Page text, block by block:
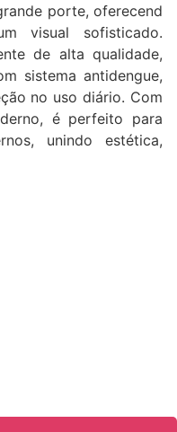
porte, oferecend
visual sofisticado.
de alta qualidade,
sistema antidengue,
no uso diário. Com
é perfeito para
unindo estética,